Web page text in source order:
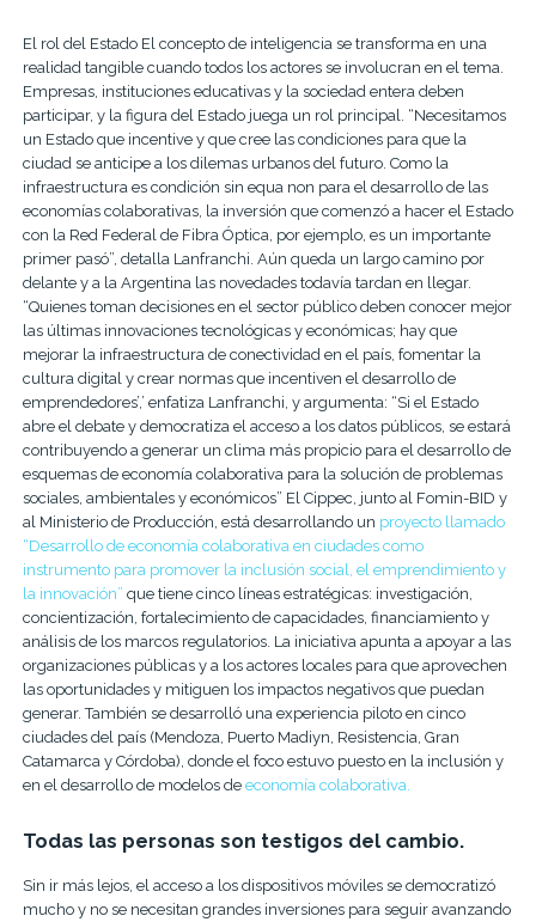
El rol del Estado El concepto de inteligencia se transforma en una
realidad tangible cuando todos los actores se involucran en el tema.
Empresas, instituciones educativas y la sociedad entera deben
participar, y la figura del Estado juega un rol principal. “Necesitamos
un Estado que incentive y que cree las condiciones para que la
ciudad se anticipe a los dilemas urbanos del futuro. Como la
infraestructura es condición sin equa non para el desarrollo de las
economías colaborativas, la inversión que comenzó a hacer el Estado
con la Red Federal de Fibra Óptica, por ejemplo, es un importante
primer pasó”, detalla Lanfranchi. Aún queda un largo camino por
delante y a la Argentina las novedades todavía tardan en llegar.
“Quienes toman decisiones en el sector público deben conocer mejor
las últimas innovaciones tecnológicas y económicas; hay que
mejorar la infraestructura de conectividad en el país, fomentar la
cultura digital y crear normas que incentiven el desarrollo de
emprendedores’,’ enfatiza Lanfranchi, y argumenta: “Si el Estado
abre el debate y democratiza el acceso a los datos públicos, se estará
contribuyendo a generar un clima más propicio para el desarrollo de
esquemas de economía colaborativa para la solución de problemas
sociales, ambientales y económicos” El Cippec, junto al Fomin-BID y
al Ministerio de Producción, está desarrollando un proyecto llamado
“Desarrollo de economía colaborativa en ciudades como
instrumento para promover la inclusión social, el emprendimiento y
la innovación” que tiene cinco líneas estratégicas: investigación,
concientización, fortalecimiento de capacidades, financiamiento y
análisis de los marcos regulatorios. La iniciativa apunta a apoyar a las
organizaciones públicas y a los actores locales para que aprovechen
las oportunidades y mitiguen los impactos negativos que puedan
generar. También se desarrolló una experiencia piloto en cinco
ciudades del país (Mendoza, Puerto Madiyn, Resistencia, Gran
Catamarca y Córdoba), donde el foco estuvo puesto en la inclusión y
en el desarrollo de modelos de economía colaborativa.
Todas las personas son testigos del cambio.
Sin ir más lejos, el acceso a los dispositivos móviles se democratizó
mucho y no se necesitan grandes inversiones para seguir avanzando